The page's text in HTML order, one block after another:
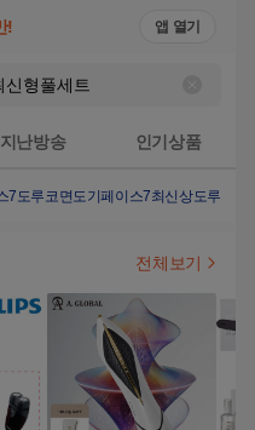
! 앱 열기
지난방송 인기상품
7도루코면도기페이스7최신상도루코면
전체보기